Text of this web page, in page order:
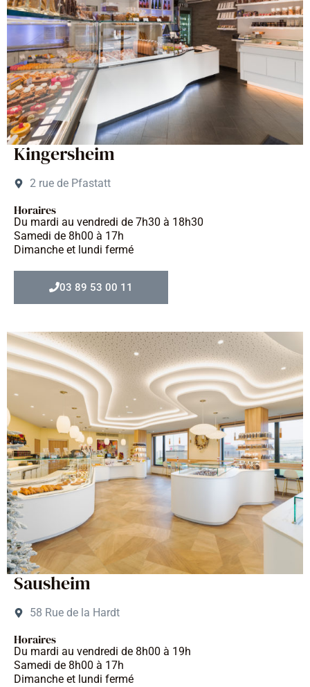
Kingersheim
2 rue de Pfastatt
Horaires
Du mardi au vendredi de 7h30 à 18h30
Samedi de 8h00 à 17h
Dimanche et lundi fermé
03 89 53 00 11
Sausheim
58 Rue de la Hardt
Horaires
Du mardi au vendredi de 8h00 à 19h
Samedi de 8h00 à 17h
Dimanche et lundi fermé